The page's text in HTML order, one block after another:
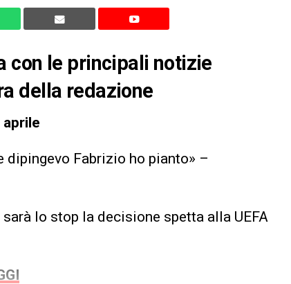
con le principali notizie
della redazione
aprile
dipingevo Fabrizio ho pianto» –
lo stop la decisione spetta alla UEFA